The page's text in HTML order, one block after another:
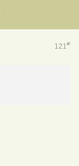
121#